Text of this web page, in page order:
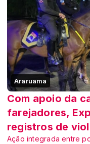
Araruama
Com apoio da
farejadores,
registros de
Ação integrada entre